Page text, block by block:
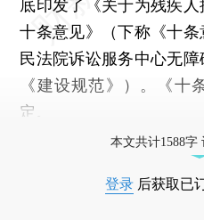
底印发了《关于为残疾
十条意见》（下称《十
民法院诉讼服务中心无
《建设规范》）。《十
定。
本文共计1588字
登录 后获取已